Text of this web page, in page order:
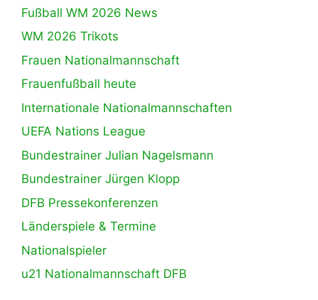
Fußball WM 2026 News
WM 2026 Trikots
Frauen Nationalmannschaft
Frauenfußball heute
Internationale Nationalmannschaften
UEFA Nations League
Bundestrainer Julian Nagelsmann
Bundestrainer Jürgen Klopp
DFB Pressekonferenzen
Länderspiele & Termine
Nationalspieler
u21 Nationalmannschaft DFB